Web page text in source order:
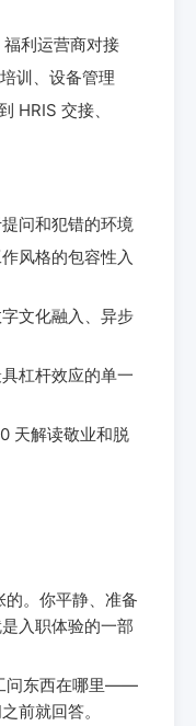
福利运营商对接
训、设备管理
HRIS 交接、
问和犯错的环境
风格的包容性入
文化融入、异步
杠杆效应的单一
天解读敬业和脱
的。你平静、准备
入职体验的一部
问东西在哪里——
前就回答。